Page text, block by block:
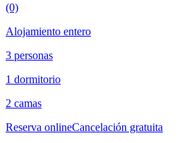
(0)
Alojamiento entero
3 personas
1 dormitorio
2 camas
Reserva onlineCancelación gratuita